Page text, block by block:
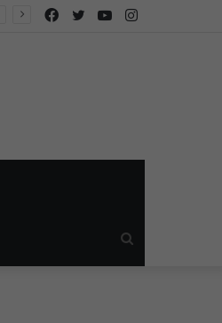
Instagram
YouTube
Twitter
Facebook